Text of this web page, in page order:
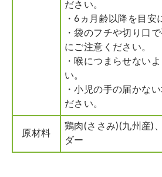
ださい。
・6ヵ月齢以降を目安
・袋のフチや切り口
にご注意ください。
・喉につまらせない
い。
・小児の手の届かな
ださい。
原材料
鶏肉(ささみ)(九州産)
ダー